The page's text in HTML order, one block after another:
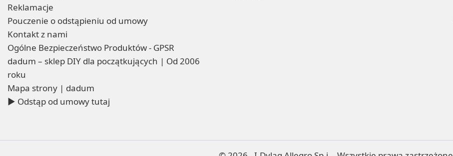
Reklamacje
Pouczenie o odstąpieniu od umowy
Kontakt z nami
Ogólne Bezpieczeństwo Produktów - GPSR
dadum – sklep DIY dla początkujących | Od 2006
roku
Mapa strony | dadum
▶ Odstąp od umowy tutaj